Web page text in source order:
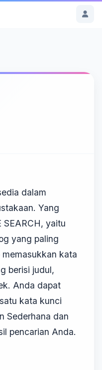
dalam
Yang
SEARCH, yaitu
yang paling
kata
berisi judul,
Anda dapat
kata kunci
Sederhana dan
pencarian Anda.